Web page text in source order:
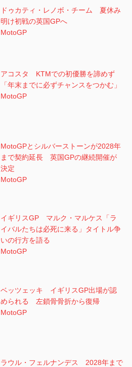
ドゥカティ・レノボ・チーム 夏休み
明け初戦の英国GPへ
MotoGP
アコスタ KTMでの初優勝を諦めず
「年末までに必ずチャンスをつかむ」
MotoGP
MotoGPとシルバーストーンが2028年
まで契約延長 英国GPの継続開催が
決定
MotoGP
イギリスGP マルク・マルケス「ラ
イバルたちは必死に来る」タイトル争
いの行方を語る
MotoGP
ベッツェッキ イギリスGP出場が認
められる 左鎖骨骨折から復帰
MotoGP
ラウル・フェルナンデス 2028年まで